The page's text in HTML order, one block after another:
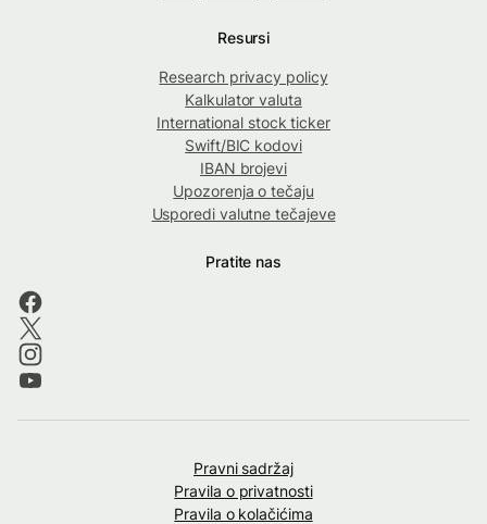
Resursi
Research privacy policy
Kalkulator valuta
International stock ticker
Swift/BIC kodovi
IBAN brojevi
Upozorenja o tečaju
Usporedi valutne tečajeve
Pratite nas
Pravni sadržaj
Pravila o privatnosti
Pravila o kolačićima